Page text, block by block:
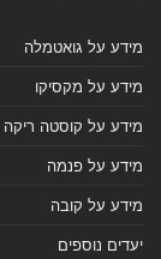
מידע על גואטמלה
מידע על מקסיקו
מידע על קוסטה ריקה
מידע על פנמה
מידע על קובה
יעדים נוספים